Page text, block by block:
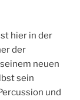
hier in der
der
neuen
sein
und